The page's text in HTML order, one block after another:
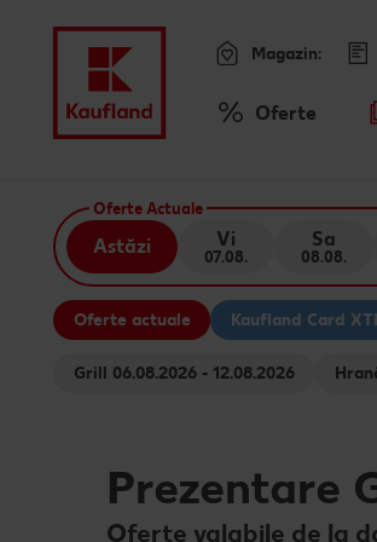
Meniu Oferte
Magazin:
Oferte Actuale
Astăzi Vi
07.08.
Sa
08.08.
Oferte actuale Kaufland Card
Grill 06.08.2026 - 12.08.2026
Prezentare
Oferte valabile de la